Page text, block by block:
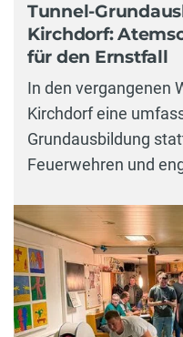
Tunnel-
Kirchdorf:
für den Ernstfall
In den vergangenen
Kirchdorf eine
Grundausbildung
Feuerwehren und